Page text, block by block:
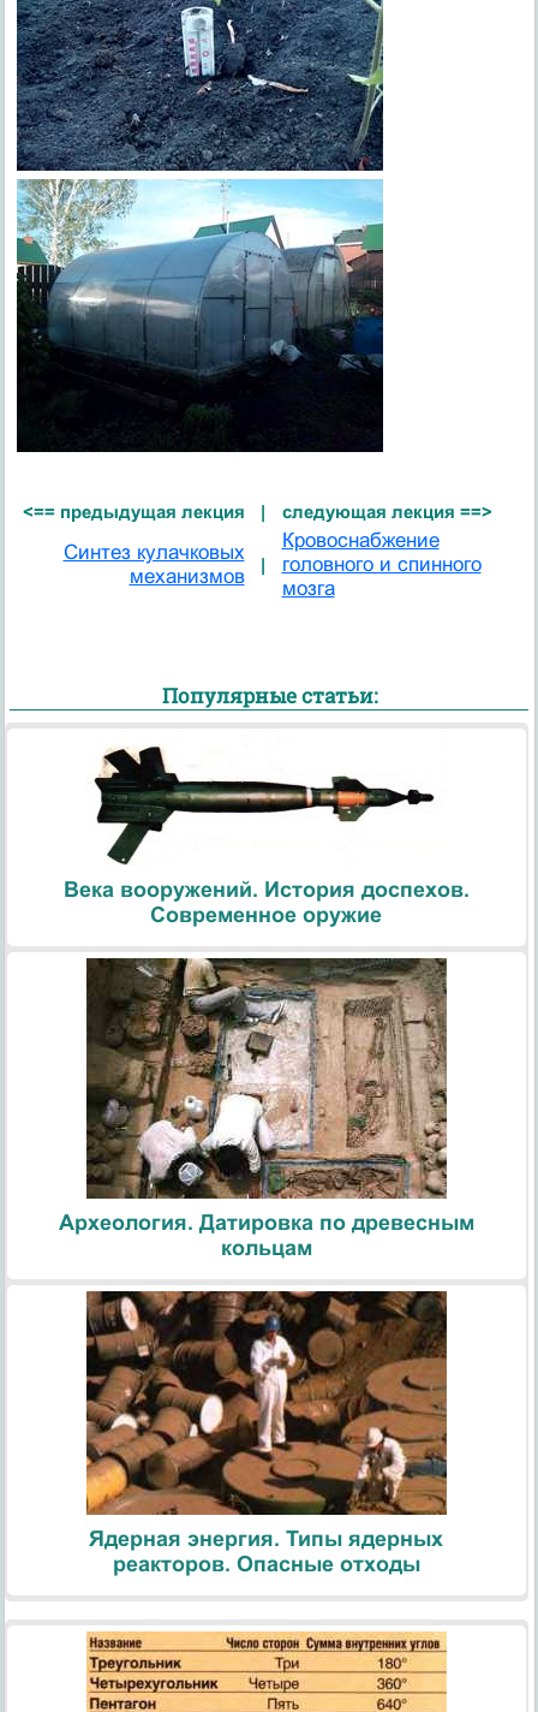
<== предыдущая лекция | следующая лекция ==>
Синтез кулачковых
механизмов
|
Кровоснабжение
головного и спинного
мозга
Популярные статьи:
Века вооружений. История доспехов.
Современное оружие
Археология. Датировка по древесным
кольцам
Ядерная энергия. Типы ядерных
реакторов. Опасные отходы